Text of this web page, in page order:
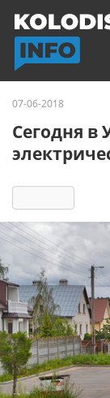
07-06-2018
Сегодня в